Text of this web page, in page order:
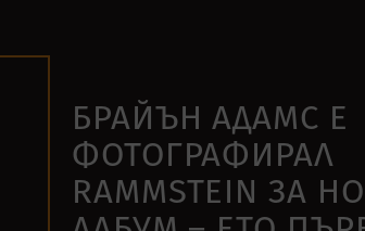
БРАЙЪН АДАМС Е
ФОТОГРАФИРАЛ
RAMMSTEIN ЗА